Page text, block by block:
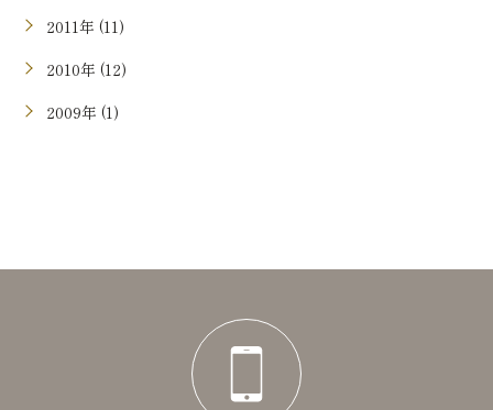
2011年 (11)
2010年 (12)
2009年 (1)